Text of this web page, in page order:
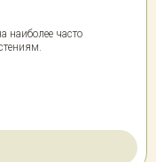
наиболее часто